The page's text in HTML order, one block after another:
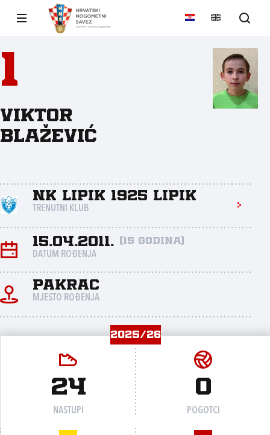
1
Viktor
Blažević
NK Lipik 1925 Lipik
TRENUTNI KLUB
15.04.2011. (15 godina)
DATUM ROĐENJA
Pakrac
MJESTO ROĐENJA
2025/26
24
NASTUPI
0
POGOTCI